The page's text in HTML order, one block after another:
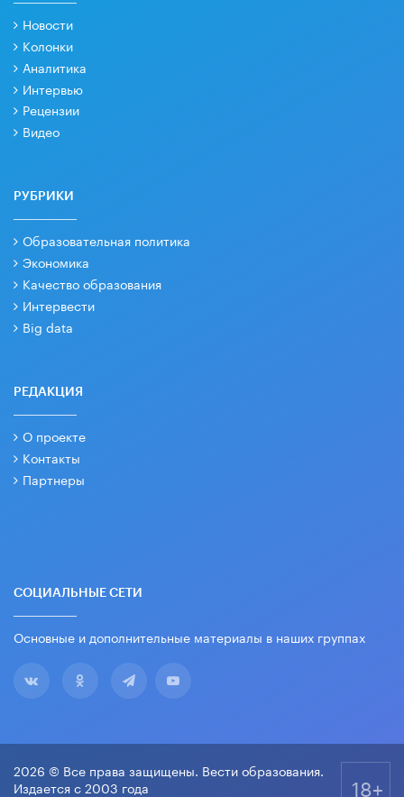
Новости
Колонки
Аналитика
Интервью
Рецензии
Видео
РУБРИКИ
Образовательная политика
Экономика
Качество образования
Интервести
Big data
РЕДАКЦИЯ
О проекте
Контакты
Партнеры
СОЦИАЛЬНЫЕ СЕТИ
Основные и дополнительные материалы в наших группах
2026 © Все права защищены. Вести образования.
Издается с 2003 года
18+